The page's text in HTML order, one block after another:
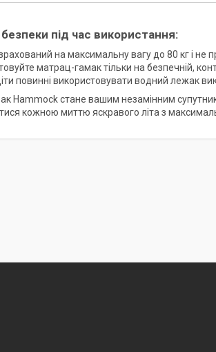
під час використання:
на максимальну вагу до 80 кг і
матрац-гамак тільки на безпечній,
повинні використовувати водний лежак
Hammock стане вашим незамінним
кожною миттю яскравого літа з